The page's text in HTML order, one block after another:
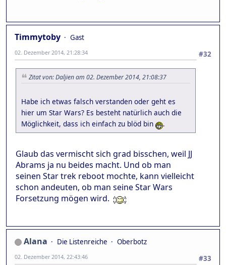
Timmytoby
Gast
#32
02. Dezember 2014, 21:28:34
Zitat von: Daljien am 02. Dezember 2014, 21:08:37
Habe ich etwas falsch verstanden oder geht es
hier um Star Wars? Es besteht natürlich auch die
Möglichkeit, dass ich einfach zu blöd bin
.
Glaub das vermischt sich grad bisschen, weil JJ
Abrams ja nu beides macht. Und ob man
seinen Star trek reboot mochte, kann vielleicht
schon andeuten, ob man seine Star Wars
Forsetzung mögen wird.
Alana Die Listenreiche
Oberbotz
#33
02. Dezember 2014, 22:43:46